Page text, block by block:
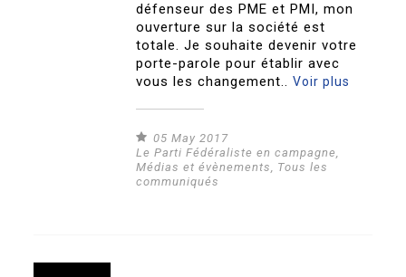
défenseur des PME et PMI, mon
ouverture sur la société est
totale. Je souhaite devenir votre
porte-parole pour établir avec
vous les changement..Voir plus
05 May 2017
Le Parti Fédéraliste en campagne,
Médias et évènements, Tous les
communiqués